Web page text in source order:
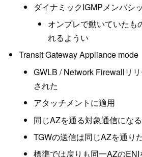
ダイナミックIGMPメンバシ
オンプレで動いていたも
れるようい
Transit Gateway Appliance mode
GWLB / Network Firewallリ
された
アタッチメントに適用
同じAZを通る対象通信になる
TGWの送信は同じAZを通り
標準では戻りも同一AZのENI